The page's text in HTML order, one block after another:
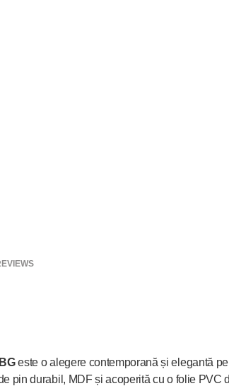
este o alegere contemporană și elegantă
pin durabil, MDF și acoperită cu o folie PVC